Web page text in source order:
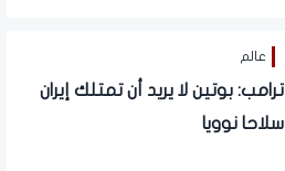
عالم
ترامب: بوتين لا يريد أن تمتلك إيران
سلاحا نوويا